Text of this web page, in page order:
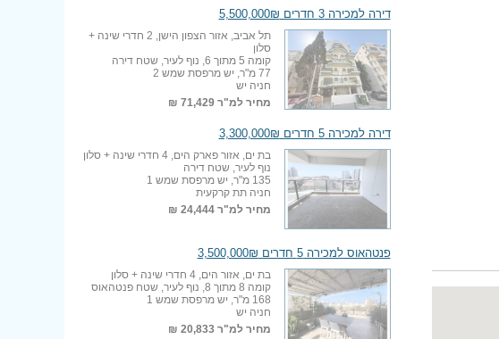
דירה למכירה 3 חדרים 5,500,000₪
תל אביב, אזור הצפון הישן, 2 חדרי שינה +
סלון
קומה 5 מתוך 6, נוף לעיר, שטח דירה
77 מ"ר, יש מרפסת שמש 2
חניה יש
מחיר למ"ר71,429 ₪
דירה למכירה 5 חדרים 3,300,000₪
בת ים, אזור פארק הים, 4 חדרי שינה + סלון
נוף לעיר, שטח דירה
135 מ"ר, יש מרפסת שמש 1
חניה תת קרקעית
מחיר למ"ר24,444 ₪
פנטהאוס למכירה 5 חדרים 3,500,000₪
בת ים, אזור הים, 4 חדרי שינה + סלון
קומה 8 מתוך 8, נוף לעיר, שטח פנטהאוס
168 מ"ר, יש מרפסת שמש 1
חניה יש
מחיר למ"ר20,833 ₪